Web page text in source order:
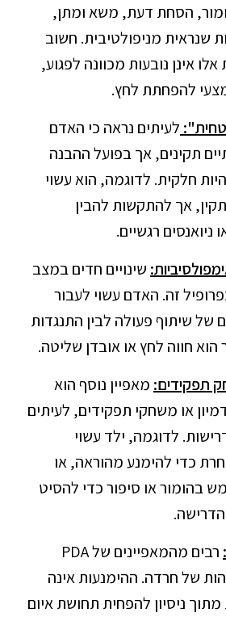
הסחת דעת, משא ומתן,
שנראית מניפולטיבית. חשוב
אלו אינן נובעות מכוונה לפגוע,
להפחתת לחץ.
לעיתים נראה כי האדם
תקינים, אך בפועל ההבנה
חלקית. לדוגמה, הוא עשוי
אך להתקשות להבין
ניואנסים רגשיים.
שינויים חדים במצב
זה. האדם עשוי לעבור
של שיתוף פעולה לבין התנגדות
חווה לחץ או אובדן שליטה.
תפקידים: מאפיין נוסף הוא
או משחקי תפקידים, לעיתים
לדוגמה, ילד עשוי
כדי להימנע מהוראה, או
בהומור או סיפור כדי להסיט
רבים מהמאפיינים של PDA
של חרדה. ההימנעות אינה
ניסיון להפחית תחושת איום